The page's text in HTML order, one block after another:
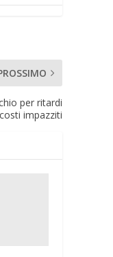
per ritardi
impazziti